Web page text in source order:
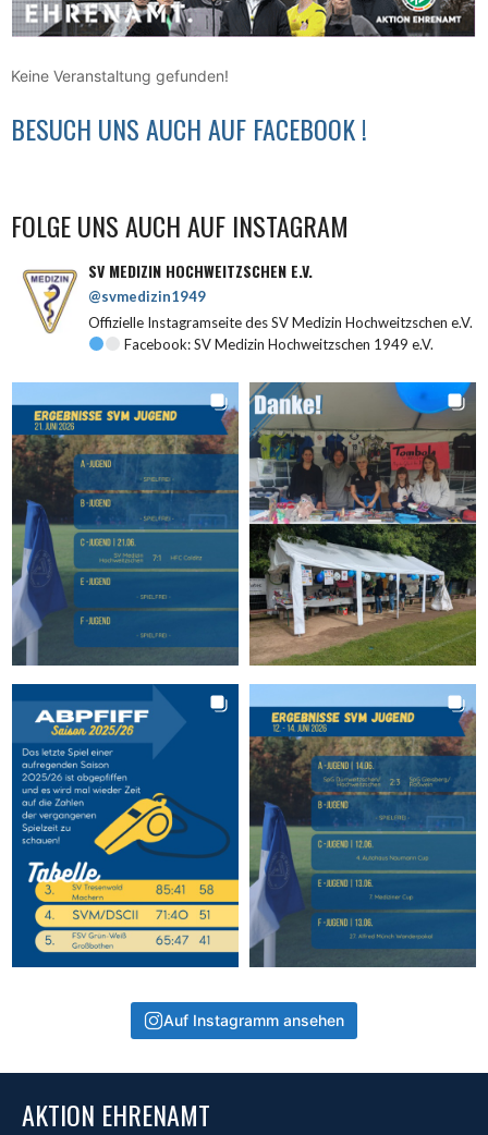
Keine Veranstaltung gefunden!
BESUCH UNS AUCH AUF FACEBOOK !
FOLGE UNS AUCH AUF INSTAGRAM
SV MEDIZIN HOCHWEITZSCHEN E.V.
@svmedizin1949
Offizielle Instagramseite des SV Medizin Hochweitzschen e.V.
Facebook: SV Medizin Hochweitzschen 1949 e.V.
Auf Instagramm ansehen
AKTION EHRENAMT